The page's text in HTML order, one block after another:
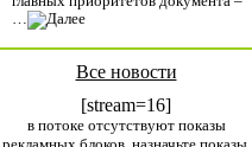
…
Все новости
[stream=16]
в потоке отсутствуют показы